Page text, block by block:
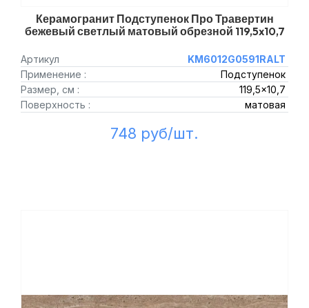
Керамогранит Подступенок Про Травертин
бежевый светлый матовый обрезной 119,5x10,7
Артикул
KM6012G0591RALT
Применение :
Подступенок
Размер, см :
119,5x10,7
Поверхность :
матовая
748 руб/шт.